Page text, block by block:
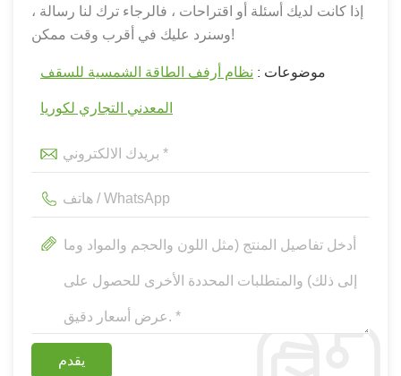
إذا كانت لديك أسئلة أو اقتراحات ، فالرجاء ترك لنا رسالة ،
وسنرد عليك في أقرب وقت ممكن!
موضوعات : نظام أرفف الطاقة الشمسية للسقف
المعدني التجاري لكوريا